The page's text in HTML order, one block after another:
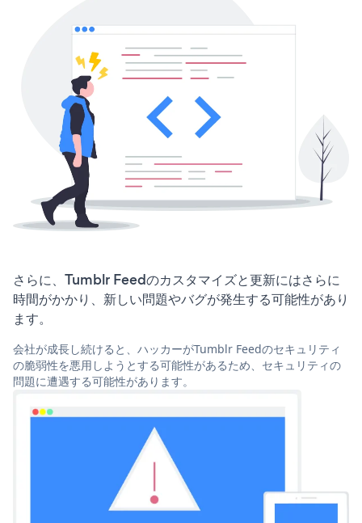
さらに、Tumblr Feedのカスタマイズと更新にはさらに
時間がかかり、新しい問題やバグが発生する可能性があり
ます。
会社が成長し続けると、ハッカーがTumblr Feedのセキュリティ
の脆弱性を悪用しようとする可能性があるため、セキュリティの
問題に遭遇する可能性があります。